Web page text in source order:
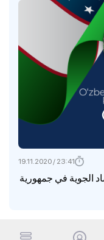
الجوية في جمهورية
23:41 / 19.11.2020